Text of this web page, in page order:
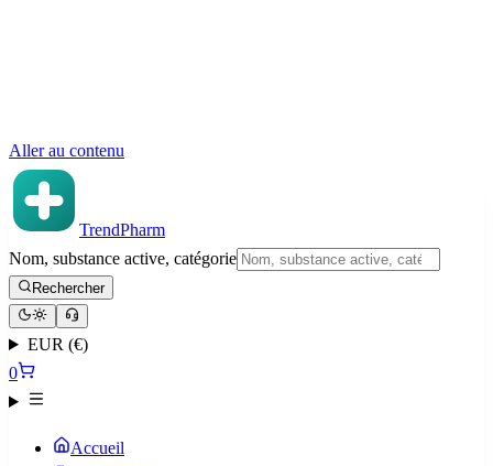
Aller au contenu
TrendPharm
Nom, substance active, catégorie
Rechercher
EUR (€)
0
Accueil